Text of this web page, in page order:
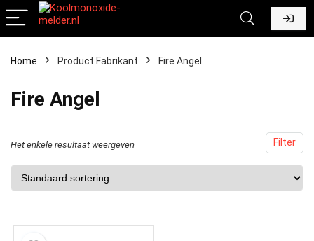
Home Product Fabrikant ‎Fire Angel
‎Fire Angel
Filter
Het enkele resultaat weergeven